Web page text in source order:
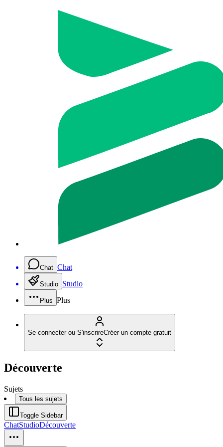
Chat Chat
Studio Studio
Plus Plus
Se connecter ou S'inscrireCréer un compte gratuit
Découverte
Sujets
Tous les sujets
Toggle Sidebar
ChatStudioDécouverte